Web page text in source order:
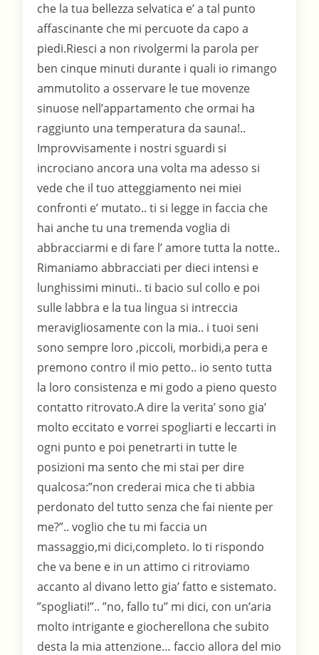
che la tua bellezza selvatica e’ a tal punto
affascinante che mi percuote da capo a
piedi.Riesci a non rivolgermi la parola per
ben cinque minuti durante i quali io rimango
ammutolito a osservare le tue movenze
sinuose nell’appartamento che ormai ha
raggiunto una temperatura da sauna!..
Improvvisamente i nostri sguardi si
incrociano ancora una volta ma adesso si
vede che il tuo atteggiamento nei miei
confronti e’ mutato.. ti si legge in faccia che
hai anche tu una tremenda voglia di
abbracciarmi e di fare l’ amore tutta la notte..
Rimaniamo abbracciati per dieci intensi e
lunghissimi minuti.. ti bacio sul collo e poi
sulle labbra e la tua lingua si intreccia
meravigliosamente con la mia.. i tuoi seni
sono sempre loro ,piccoli, morbidi,a pera e
premono contro il mio petto.. io sento tutta
la loro consistenza e mi godo a pieno questo
contatto ritrovato.A dire la verita’ sono gia’
molto eccitato e vorrei spogliarti e leccarti in
ogni punto e poi penetrarti in tutte le
posizioni ma sento che mi stai per dire
qualcosa:”non crederai mica che ti abbia
perdonato del tutto senza che fai niente per
me?”.. voglio che tu mi faccia un
massaggio,mi dici,completo. Io ti rispondo
che va bene e in un attimo ci ritroviamo
accanto al divano letto gia’ fatto e sistemato.
”spogliati!”.. ”no, fallo tu” mi dici, con un’aria
molto intrigante e giocherellona che subito
desta la mia attenzione… faccio allora del mio